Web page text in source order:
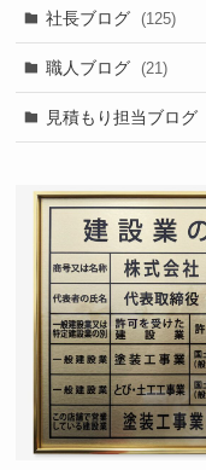
社長ブログ (125)
職人ブログ (21)
見積もり担当ブログ